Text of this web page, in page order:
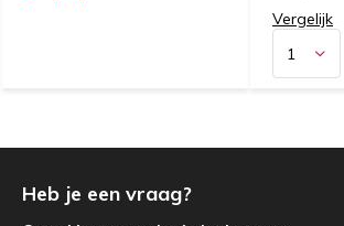
Vergelijk
Heb je een vraag?